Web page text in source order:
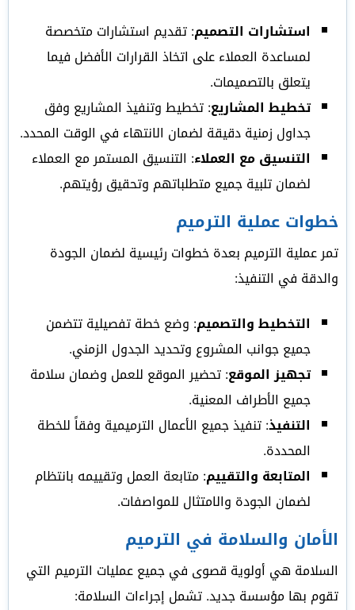
استشارات التصميم: تقديم استشارات متخصصة
لمساعدة العملاء على اتخاذ القرارات الأفضل فيما
يتعلق بالتصميمات.
تخطيط المشاريع: تخطيط وتنفيذ المشاريع وفق
جداول زمنية دقيقة لضمان الانتهاء في الوقت المحدد.
التنسيق مع العملاء: التنسيق المستمر مع العملاء
لضمان تلبية جميع متطلباتهم وتحقيق رؤيتهم.
خطوات عملية الترميم
تمر عملية الترميم بعدة خطوات رئيسية لضمان الجودة
والدقة في التنفيذ:
التخطيط والتصميم: وضع خطة تفصيلية تتضمن
جميع جوانب المشروع وتحديد الجدول الزمني.
تجهيز الموقع: تحضير الموقع للعمل وضمان سلامة
جميع الأطراف المعنية.
التنفيذ: تنفيذ جميع الأعمال الترميمية وفقاً للخطة
المحددة.
المتابعة والتقييم: متابعة العمل وتقييمه بانتظام
لضمان الجودة والامتثال للمواصفات.
الأمان والسلامة في الترميم
السلامة هي أولوية قصوى في جميع عمليات الترميم التي
تقوم بها مؤسسة جديد. تشمل إجراءات السلامة: